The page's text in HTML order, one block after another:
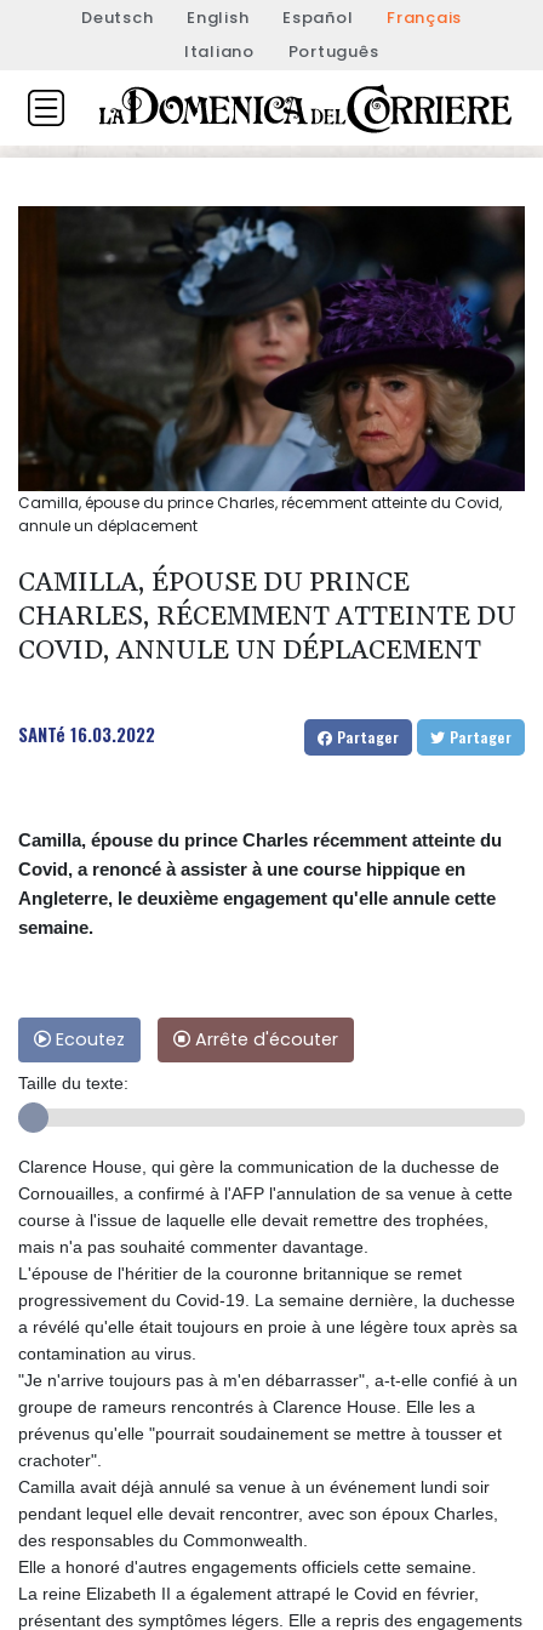
Deutsch English Español
Français
Italiano
Português
Camilla, épouse du prince Charles, récemment atteinte du Covid,
annule un déplacement
CAMILLA, ÉPOUSE DU PRINCE
CHARLES, RÉCEMMENT ATTEINTE DU
COVID, ANNULE UN DÉPLACEMENT
SANTé 16.03.2022 Partager Partager
Camilla, épouse du prince Charles récemment atteinte du
Covid, a renoncé à assister à une course hippique en
Angleterre, le deuxième engagement qu'elle annule cette
semaine.
Ecoutez Arrête d'écouter
Taille du texte:
Clarence House, qui gère la communication de la duchesse de
Cornouailles, a confirmé à l'AFP l'annulation de sa venue à cette
course à l'issue de laquelle elle devait remettre des trophées,
mais n'a pas souhaité commenter davantage.
L'épouse de l'héritier de la couronne britannique se remet
progressivement du Covid-19. La semaine dernière, la duchesse
a révélé qu'elle était toujours en proie à une légère toux après sa
contamination au virus.
"Je n'arrive toujours pas à m'en débarrasser", a-t-elle confié à un
groupe de rameurs rencontrés à Clarence House. Elle les a
prévenus qu'elle "pourrait soudainement se mettre à tousser et
crachoter".
Camilla avait déjà annulé sa venue à un événement lundi soir
pendant lequel elle devait rencontrer, avec son époux Charles,
des responsables du Commonwealth.
Elle a honoré d'autres engagements officiels cette semaine.
La reine Elizabeth II a également attrapé le Covid en février,
présentant des symptômes légers. Elle a repris des engagements